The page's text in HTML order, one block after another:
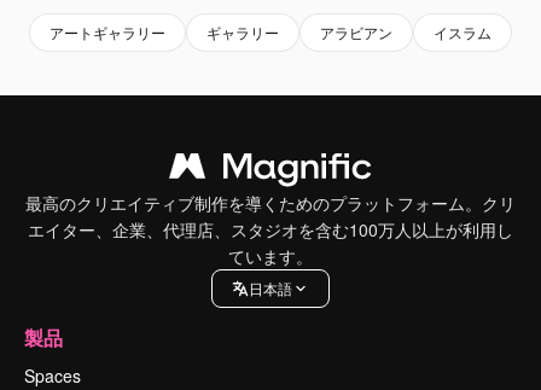
アートギャラリー ギャラリー アラビアン イスラム
最高のクリエイティブ制作を導くためのプラットフォーム。クリ
エイター、企業、代理店、スタジオを含む100万人以上が利用し
ています。
日本語
製品
Spaces